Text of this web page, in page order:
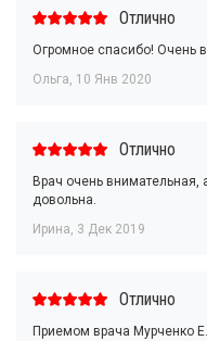
Отлично
Огромное спасибо! Очень
Ольга, 10 Янв 2020
Отлично
Врач очень внимательная,
довольна.
Ирина, 3 Дек 2019
Отлично
Приемом врача Мурченко